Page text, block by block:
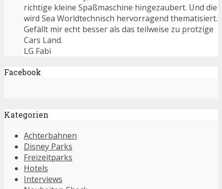
richtige kleine Spaßmaschine hingezaubert. Und die
wird Sea Worldtechnisch hervorragend thematisiert.
Gefällt mir echt besser als das teilweise zu protzige
Cars Land.
LG Fabi
Facebook
Kategorien
Achterbahnen
Disney Parks
Freizeitparks
Hotels
Interviews